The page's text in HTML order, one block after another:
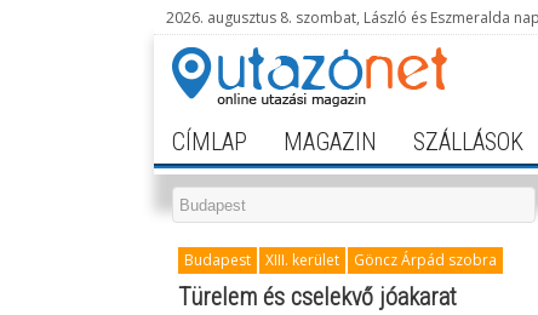
2026. augusztus 8. szombat, László és Eszmeralda
CÍMLAP MAGAZIN SZÁLLÁSOK
Budapest XIII. kerület Göncz Árpád szobra
Türelem és cselekvő jóakarat